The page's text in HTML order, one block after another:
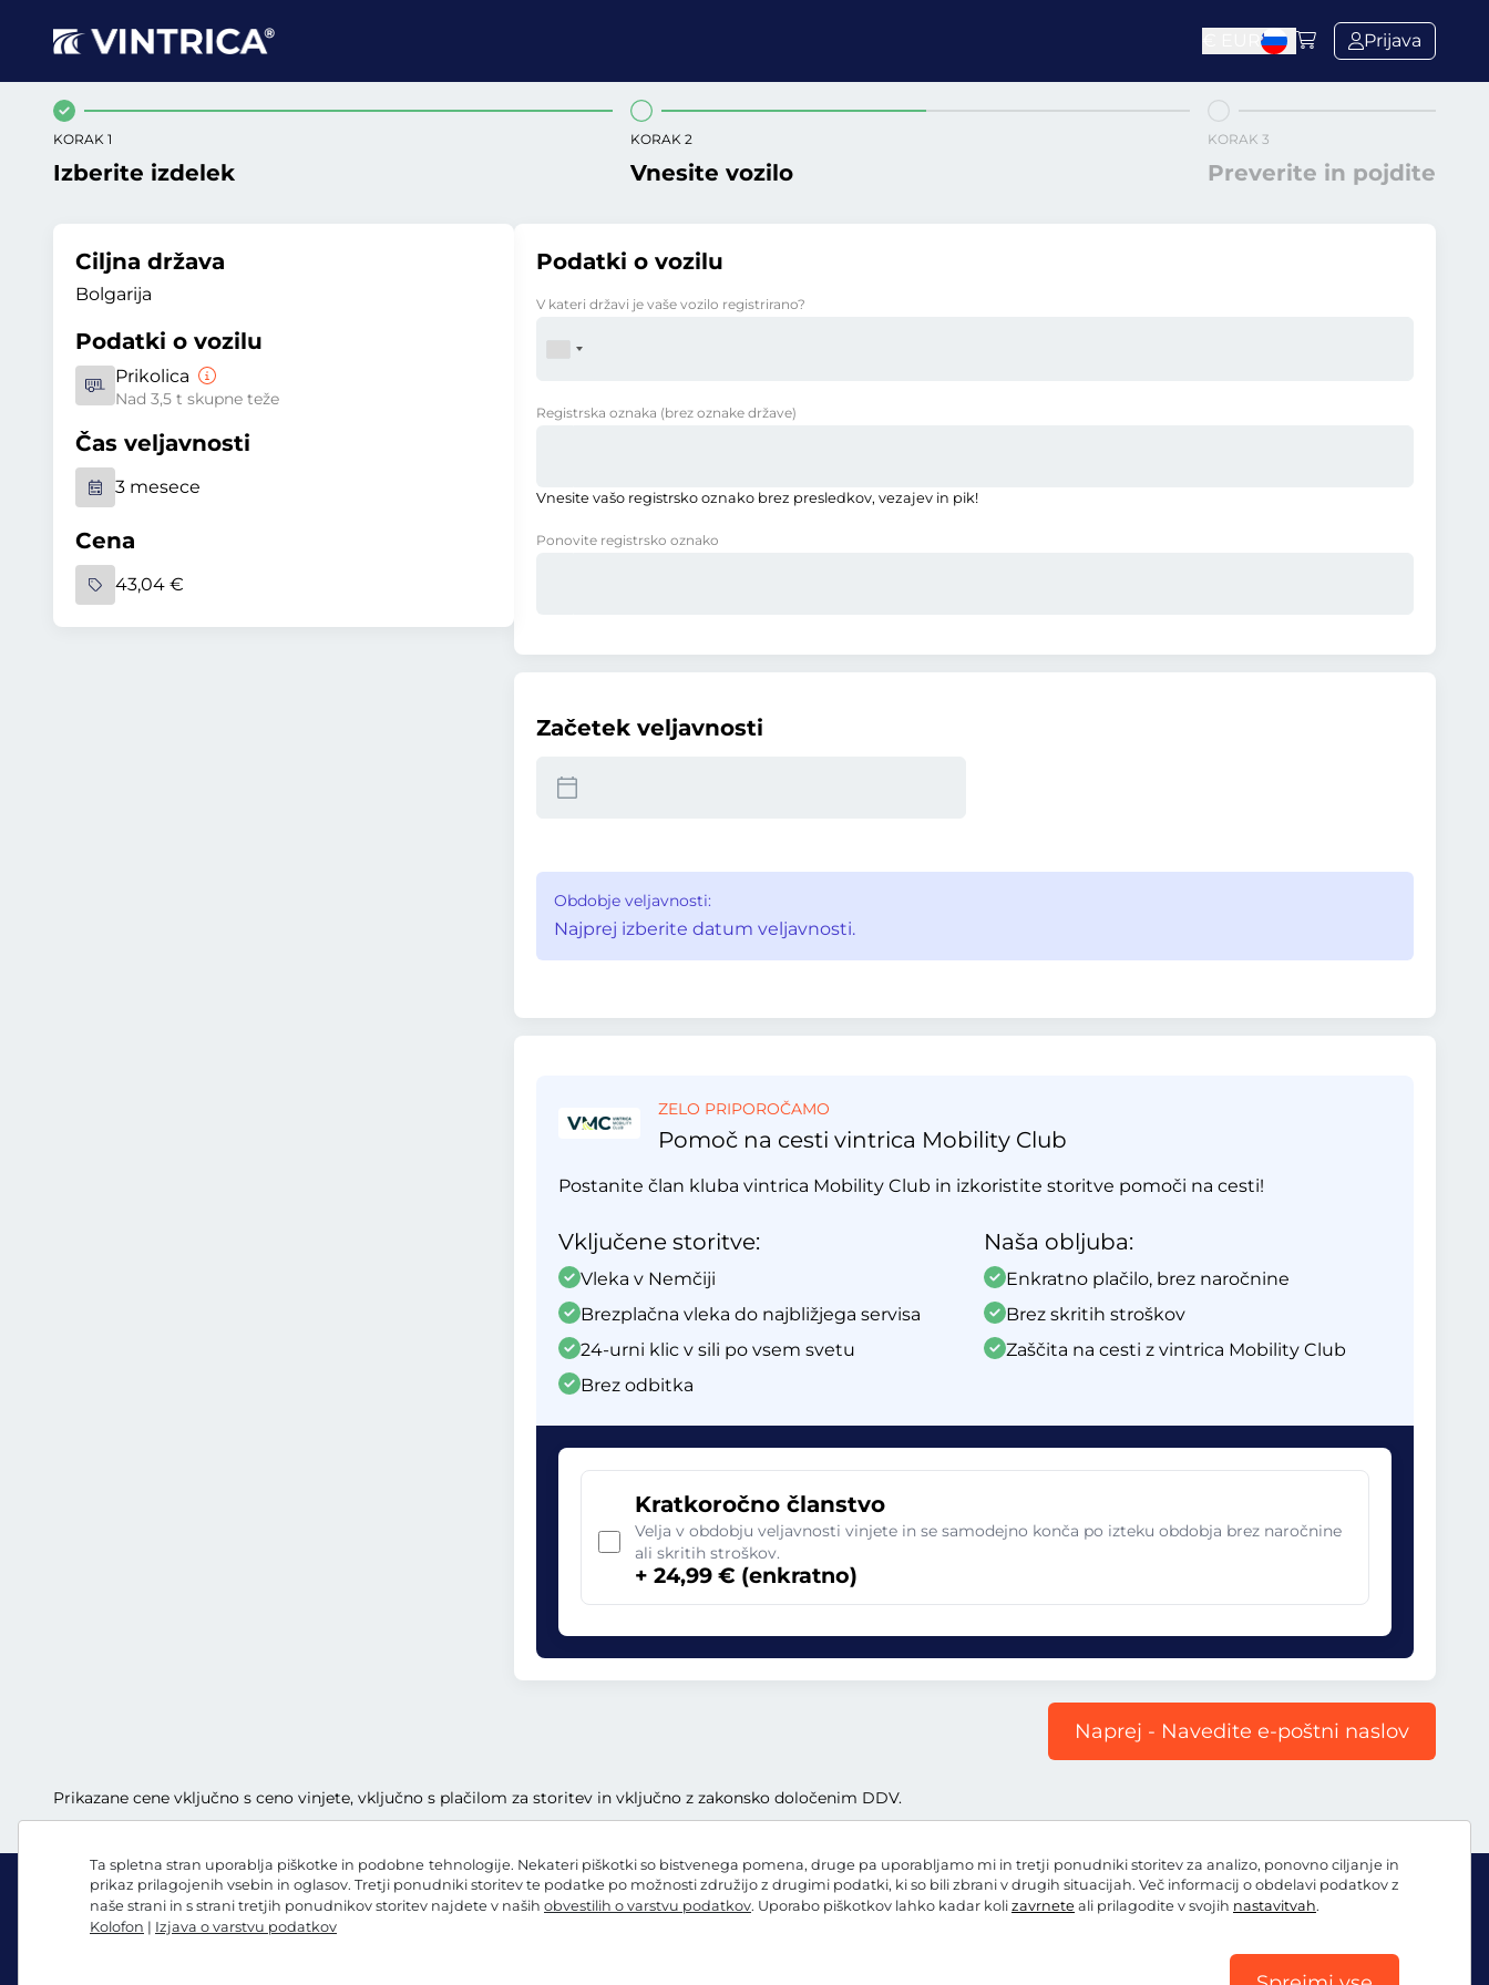
Ta spletna stran uporablja piškotke in podobne tehnologije. Nekateri piškotki so bistvenega pomena, druge pa uporabljamo mi in tretji ponudniki storitev za analizo, ponovno ciljanje in
prikaz prilagojenih vsebin in oglasov. Tretji ponudniki storitev te podatke po možnosti združijo z drugimi podatki, ki so bili zbrani v drugih situacijah. Več informacij o obdelavi podatkov z
naše strani in s strani tretjih ponudnikov storitev najdete v naših obvestilih o varstvu podatkov. Uporabo piškotkov lahko kadar koli zavrnete ali prilagodite v svojih nastavitvah.
Kolofon | Izjava o varstvu podatkov
Prijava
KORAK 1
Izberite izdelek
KORAK 2
Vnesite vozilo
KORAK 3
Preverite in pojdite
Ciljna država
Bolgarija
Podatki o vozilu
Prikolica
Nad 3,5 t skupne teže
Čas veljavnosti
3 mesece
Cena
43,04 €
Podatki o vozilu
V kateri državi je vaše vozilo registrirano?
Registrska oznaka (brez oznake države)
Vnesite vašo registrsko oznako brez presledkov, vezajev in pik!
Ponovite registrsko oznako
Začetek veljavnosti
Obdobje veljavnosti:
Najprej izberite datum veljavnosti.
ZELO PRIPOROČAMO
Pomoč na cesti vintrica Mobility Club
Postanite član kluba vintrica Mobility Club in izkoristite storitve pomoči na cesti!
Vključene storitve:
Vleka v Nemčiji
Brezplačna vleka do najbližjega servisa
24-urni klic v sili po vsem svetu
Brez odbitka
Naša obljuba:
Enkratno plačilo, brez naročnine
Brez skritih stroškov
Zaščita na cesti z vintrica Mobility Club
Kratkoročno članstvo
Velja v obdobju veljavnosti vinjete in se samodejno konča po izteku obdobja brez naročnine
ali skritih stroškov.
+ 24,99 € (enkratno)
Naprej - Navedite e-poštni naslov
Prikazane cene vključno s ceno vinjete, vključno s plačilom za storitev in vključno z zakonsko določenim DDV.